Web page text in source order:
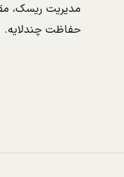
مدیریت ریسک،
حفاظت چندلایه.